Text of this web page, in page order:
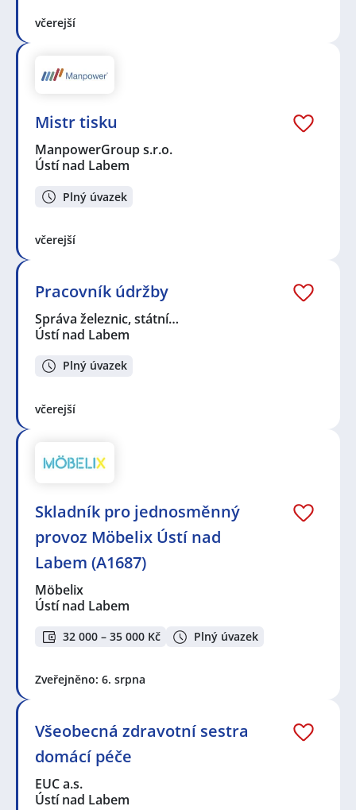
včerejší
Mistr tisku
ManpowerGroup s.r.o.
Ústí nad Labem
Plný úvazek
včerejší
Pracovník údržby
Správa železnic, státní…
Ústí nad Labem
Plný úvazek
včerejší
Skladník pro jednosměnný
provoz Möbelix Ústí nad
Labem (A1687)
Möbelix
Ústí nad Labem
32 000 – 35 000 Kč Plný úvazek
Zveřejněno: 6. srpna
Všeobecná zdravotní sestra
domácí péče
EUC a.s.
Ústí nad Labem